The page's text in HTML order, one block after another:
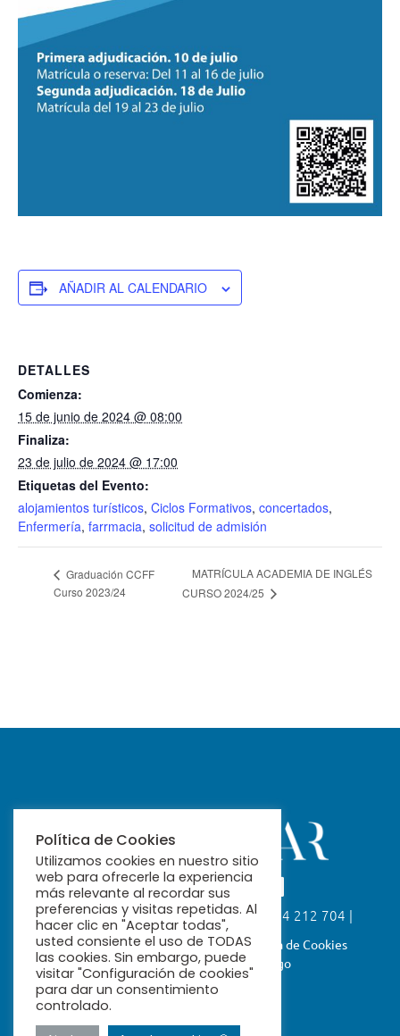
AÑADIR AL CALENDARIO
DETALLES
Comienza:
15 de junio de 2024 @ 08:00
Finaliza:
23 de julio de 2024 @ 17:00
Etiquetas del Evento:
alojamientos turísticos, Ciclos Formativos, concertados,
Enfermería, farrmacia, solicitud de admisión
Graduación CCFF
Curso 2023/24
MATRÍCULA ACADEMIA DE INGLÉS
CURSO 2024/25
Calle Fabiola, 26. 41004 Sevilla | 954 212 704 |
ribamar@ribamar.org
Aviso LegalPolítica de PrivacidadPolítica de Cookies
Términos y Condiciones de Pago
Política de Cookies
Utilizamos cookies en nuestro sitio
web para ofrecerle la experiencia
más relevante al recordar sus
preferencias y visitas repetidas. Al
hacer clic en "Aceptar todas",
usted consiente el uso de TODAS
las cookies. Sin embargo, puede
visitar "Configuración de cookies"
para dar un consentimiento
controlado.